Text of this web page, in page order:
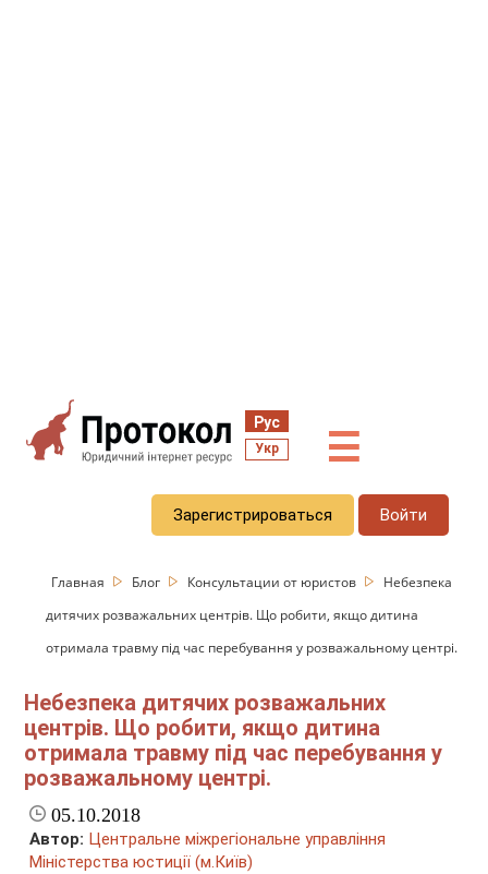
Рус
Укр ☰
Зарегистрироваться Войти
Главная Блог Консультации от юристов
Небезпека
дитячих розважальних центрів. Що робити, якщо дитина
отримала травму під час перебування у розважальному центрі.
Небезпека дитячих розважальних
центрів. Що робити, якщо дитина
отримала травму під час перебування у
розважальному центрі.
05.10.2018
Автор: Центральне міжрегіональне управління
Міністерства юстиції (м.Київ)